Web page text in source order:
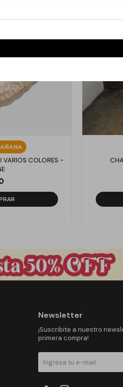
VARIOS COLORES -
Newsletter
¡Suscribite a nuestro
primera compra!